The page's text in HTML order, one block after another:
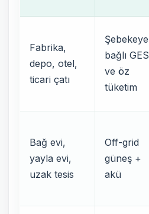
Fabrika,
depo, otel,
ticari çatı
Şebekeye
bağlı GES
ve öz
tüketim
Bağ evi,
yayla evi,
uzak tesis
Off-grid
güneş +
akü